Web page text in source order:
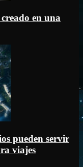
en una
pueden servir
viajes